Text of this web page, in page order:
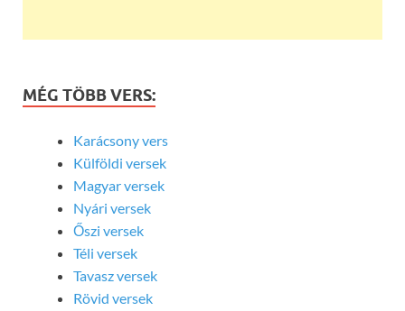
MÉG TÖBB VERS:
Karácsony vers
Külföldi versek
Magyar versek
Nyári versek
Őszi versek
Téli versek
Tavasz versek
Rövid versek